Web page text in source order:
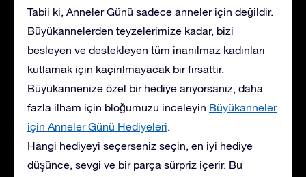
Tabii ki, Anneler Günü sadece anneler için değildir.
Büyükannelerden teyzelerimize kadar, bizi
besleyen ve destekleyen tüm inanılmaz kadınları
kutlamak için kaçırılmayacak bir fırsattır.
Büyükannenize özel bir hediye arıyorsanız, daha
fazla ilham için bloğumuzu inceleyin Büyükanneler
için Anneler Günü Hediyeleri.
Hangi hediyeyi seçerseniz seçin, en iyi hediye
düşünce, sevgi ve bir parça sürpriz içerir. Bu